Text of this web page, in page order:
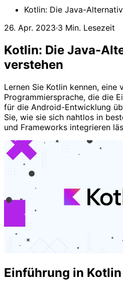
Kotlin: Die Java-
26. Apr. 2023·3 Min. Lesezeit
Kotlin: Die Java-
verstehen
Lernen Sie Kotlin kennen, eine
Programmiersprache, die die
für die Android-Entwicklung
Sie, wie sie sich nahtlos in
und Frameworks integrieren
Einführung in Kotlin